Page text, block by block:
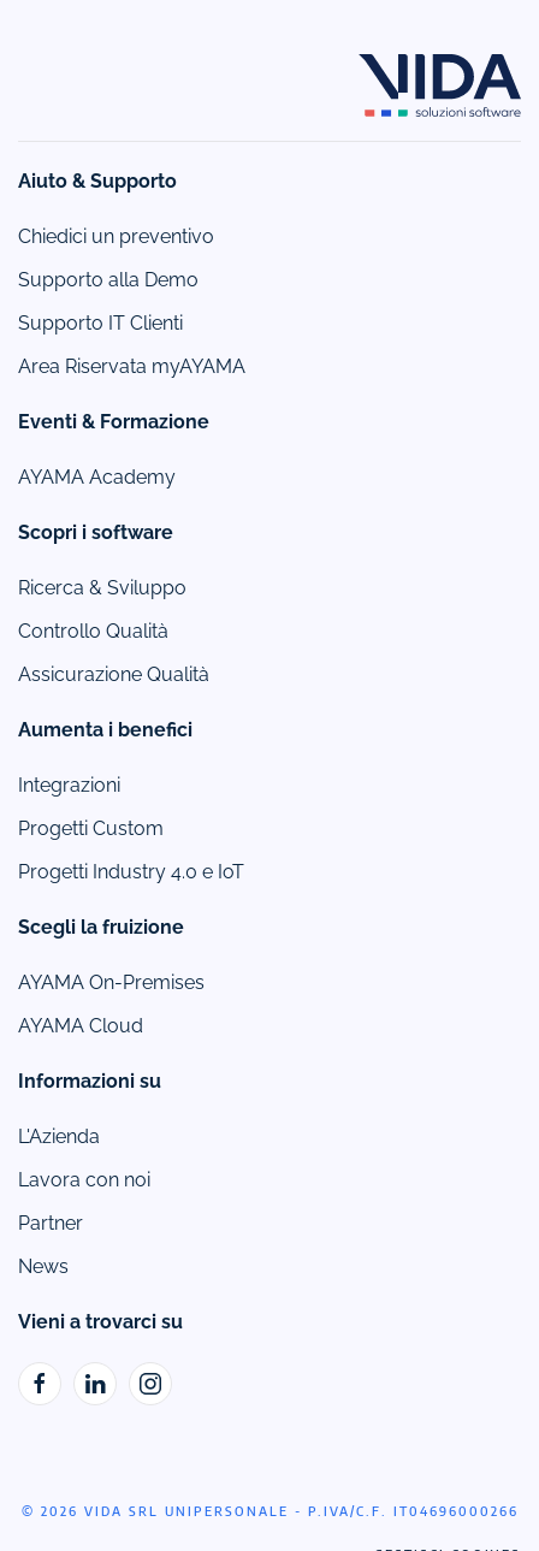
Aiuto & Supporto
Chiedici un preventivo
Supporto alla Demo
Supporto IT Clienti
Area Riservata myAYAMA
Eventi & Formazione
AYAMA Academy
Scopri i software
Ricerca & Sviluppo
Controllo Qualità
Assicurazione Qualità
Aumenta i benefici
Integrazioni
Progetti Custom
Progetti Industry 4.0 e IoT
Scegli la fruizione
AYAMA On-Premises
AYAMA Cloud
Informazioni su
L'Azienda
Lavora con noi
Partner
News
Vieni a trovarci su
© 2026 VIDA SRL UNIPERSONALE - P.IVA/C.F. IT04696000266